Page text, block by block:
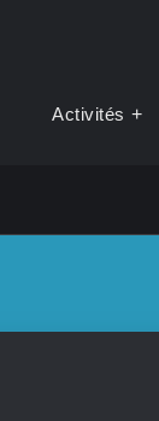
Activités